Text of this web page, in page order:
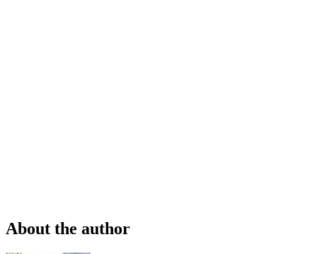
About the author